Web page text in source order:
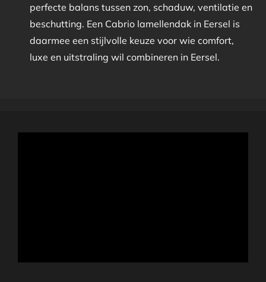
perfecte balans tussen zon, schaduw, ventilatie en
beschutting. Een Cabrio lamellendak in Eersel is
daarmee een stijlvolle keuze voor wie comfort,
luxe en uitstraling wil combineren in Eersel.